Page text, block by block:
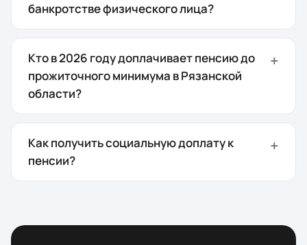
банкротстве физического лица?
Кто в 2026 году доплачивает пенсию до
прожиточного минимума в Рязанской
области?
Как получить социальную доплату к
пенсии?